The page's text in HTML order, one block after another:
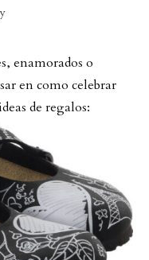
enamorados o
en como celebrar
de regalos: